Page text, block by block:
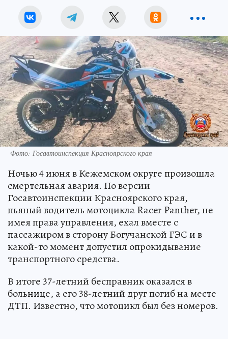
Фото: Госавтоинспекция Красноярского края
Ночью 4 июня в Кежемском округе произошла
смертельная авария. По версии
Госавтоинспекции Красноярского края,
пьяный водитель мотоцикла Racer Panther, не
имея права управления, ехал вместе с
пассажиром в сторону Богучанской ГЭС и в
какой-то момент допустил опрокидывание
транспортного средства.
В итоге 37-летний бесправник оказался в
больнице, а его 38-летний друг погиб на месте
ДТП. Известно, что мотоцикл был без номеров.